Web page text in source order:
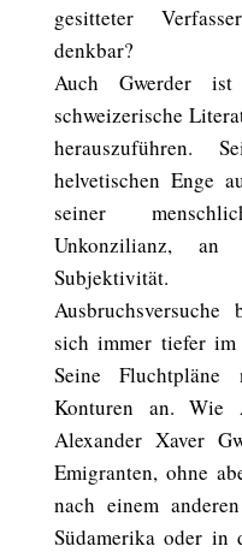
gesitteter
denkbar?
Auch Gwerder
schweizerische
herauszuführen.
helvetischen Enge
seiner
Unkonzilianz, an
Subjektivität.
sich immer tiefer im
Seine Fluchtpläne
Konturen an. Wie
Alexander Xaver
Emigranten, ohne
nach einem
Südamerika oder in